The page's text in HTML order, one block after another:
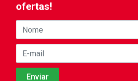
ofertas!